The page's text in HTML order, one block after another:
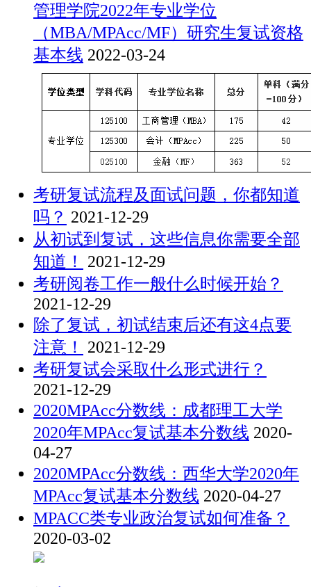
管理学院2022年专业学位
（MBA/MPAcc/MF）研究生复试资格
基本线 2022-03-24
考研复试流程及面试问题，你都知道
吗？ 2021-12-29
从初试到复试，这些信息你需要全部
知道！
2021-12-29
考研阅卷工作一般什么时候开始？
2021-12-29
除了复试，初试结束后还有这4点要
注意！
2021-12-29
考研复试会采取什么形式进行？
2021-12-29
2020MPAcc分数线：成都理工大学
2020年MPAcc复试基本分数线 2020-
04-27
2020MPAcc分数线：西华大学2020年
MPAcc复试基本分数线 2020-04-27
MPACC类专业政治复试如何准备？
2020-03-02